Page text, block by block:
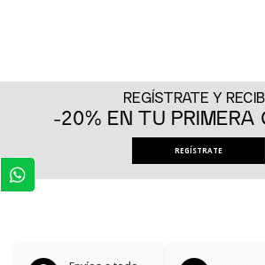
REGÍSTRATE Y
-20% EN TU PRIMERA
REGÍSTRATE